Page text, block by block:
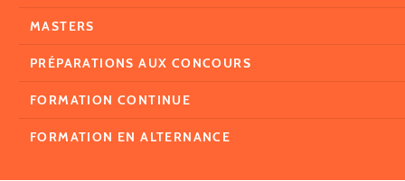
MASTERS
PRÉPARATIONS AUX CONCOURS
FORMATION CONTINUE
FORMATION EN ALTERNANCE